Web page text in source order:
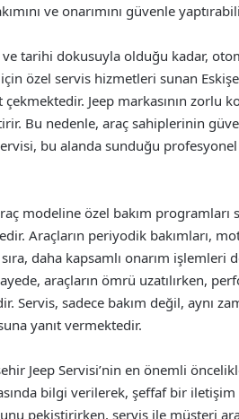
ve onarımını güvenle
tarihi dokusuyla olduğu kadar,
özel servis hizmetleri sunan
Jeep markasının zorlu
Bu nedenle, araç sahiplerinin
bu alanda sunduğu
modeline özel bakım
Araçların periyodik bakımları,
daha kapsamlı onarım işlemleri
araçların ömrü uzatılırken,
Servis, sadece bakım değil, aynı
yanıt vermektedir.
Jeep Servisi’nin en önemli
bilgi verilerek, şeffaf bir iletişim
pekiştirirken, servis ile müşteri